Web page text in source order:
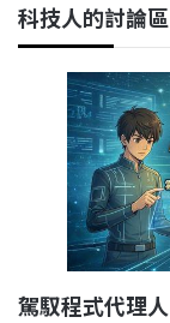
科技人的討論區
駕馭程式代理人